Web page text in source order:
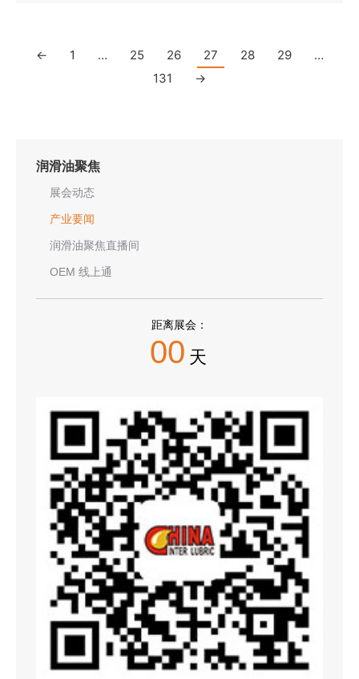
← 1 … 25 26 27 28 29
…
131
→
润滑油聚焦
展会动态
产业要闻
润滑油聚焦直播间
OEM 线上通
距离展会：
00 天